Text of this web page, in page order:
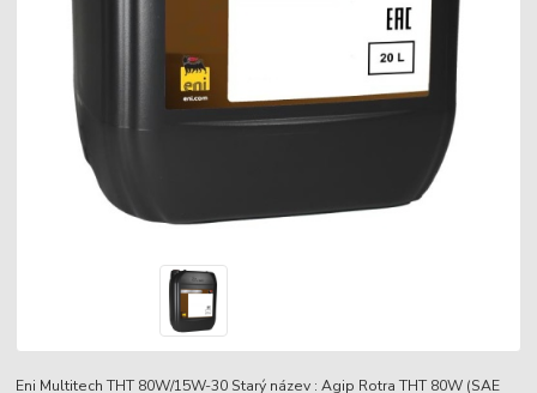
Eni Multitech THT 80W/15W-30 Starý název : Agip Rotra THT 80W (SAE